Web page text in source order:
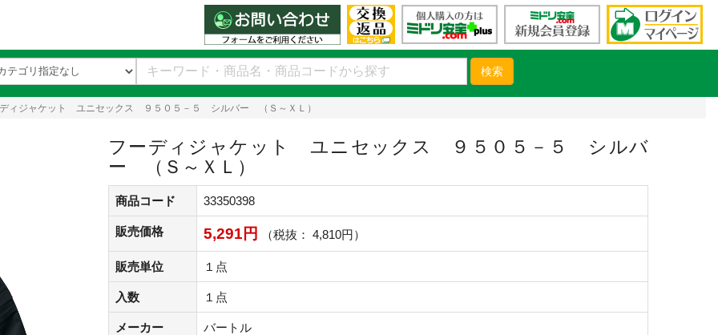
検索
ィジャケット ユニセックス ９５０５－５ シルバー （Ｓ～ＸＬ）
フーディジャケット ユニセックス ９５０５－５ シルバ
ー （Ｓ～ＸＬ）
商品コード 33350398
販売価格 5,291円 （税抜： 4,810円）
販売単位 １点
入数 １点
メーカー バートル